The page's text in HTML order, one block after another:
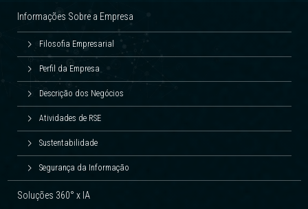
Informações Sobre a Empresa
Filosofia Empresarial
Perfil da Empresa
Descrição dos Negócios
Atividades de RSE
Sustentabilidade
Segurança da Informação
Soluções 360° x IA